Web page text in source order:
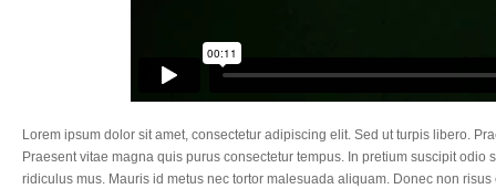
Lorem ipsum dolor sit amet, consectetur adipiscing elit. Sed ut turpis libero.
Praesent vitae magna quis purus consectetur tempus. In pretium suscipit
ridiculus mus. Mauris id metus nec tortor malesuada aliquam. Donec non